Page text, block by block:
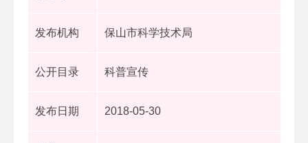
发布机构 保山市科学技术局
公开目录 科普宣传
发布日期 2018-05-30